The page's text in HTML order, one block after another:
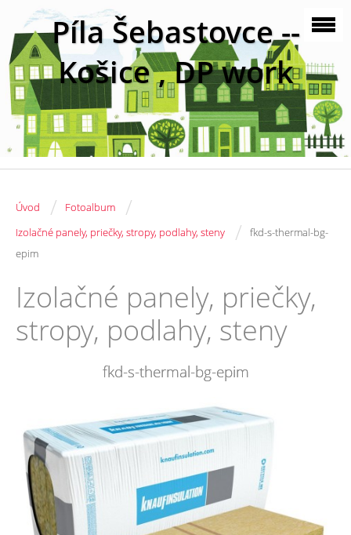
Píla Šebastovce --
Košice , DP work
Úvod / Fotoalbum /
Izolačné panely, priečky, stropy, podlahy, steny /
fkd-s-thermal-bg-
epim
Izolačné panely, priečky,
stropy, podlahy, steny
fkd-s-thermal-bg-epim